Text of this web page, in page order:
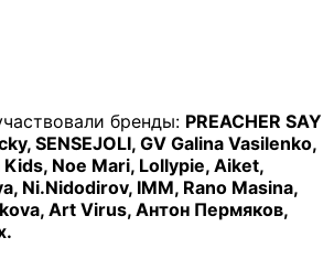
бренды: PREACHER SAY
SENSEJOLI, GV Galina Vasilenko,
Kids, Noe Mari, Lollypie, Aiket,
Ni.Nidodirov, IMM, Rano Masina,
Art Virus, Антон Пермяков,